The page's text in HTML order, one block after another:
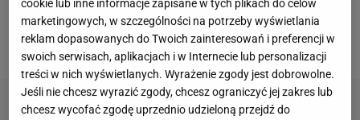
dyspozycji Xaviego w starciu z odwiecznym
rywalem.
cookie lub inne informacje zapisane w tych plikach do celów
marketingowych, w szczególności na potrzeby wyświetlania
reklam dopasowanych do Twoich zainteresowań i preferencji w
swoich serwisach, aplikacjach i w Internecie lub personalizacji
treści w nich wyświetlanych. Wyrażenie zgody jest dobrowolne.
Jeśli nie chcesz wyrazić zgody, chcesz ograniczyć jej zakres lub
chcesz wycofać zgodę uprzednio udzieloną przejdź do